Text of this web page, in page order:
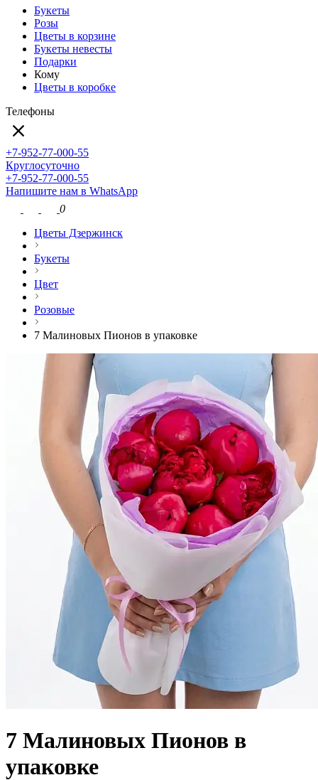
Букеты
Розы
Цветы в корзине
Букеты невесты
Подарки
Кому
Цветы в коробке
Телефоны
+7-952-77-000-55
Круглосуточно
+7-952-77-000-55
Напишите нам в WhatsApp
0
Цветы Дзержинск
Букеты
Цвет
Розовые
7 Малиновых Пионов в упаковке
7 Малиновых Пионов в
упаковке